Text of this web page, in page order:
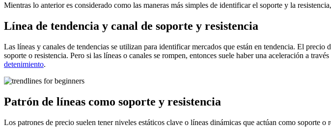
Mientras lo anterior es considerado como las maneras más simples de identificar el soporte y la
Línea de tendencia y canal de soporte y resistencia
Las líneas y canales de tendencias se utilizan para identificar mercados que están en tendencia. El
soporte o resistencia. Pero si las líneas o canales se rompen, entonces suele haber una aceleración a
detenimiento.
Patrón de líneas como soporte y resistencia
Los patrones de precio suelen tener niveles estáticos clave o líneas dinámicas que actúan como soporte